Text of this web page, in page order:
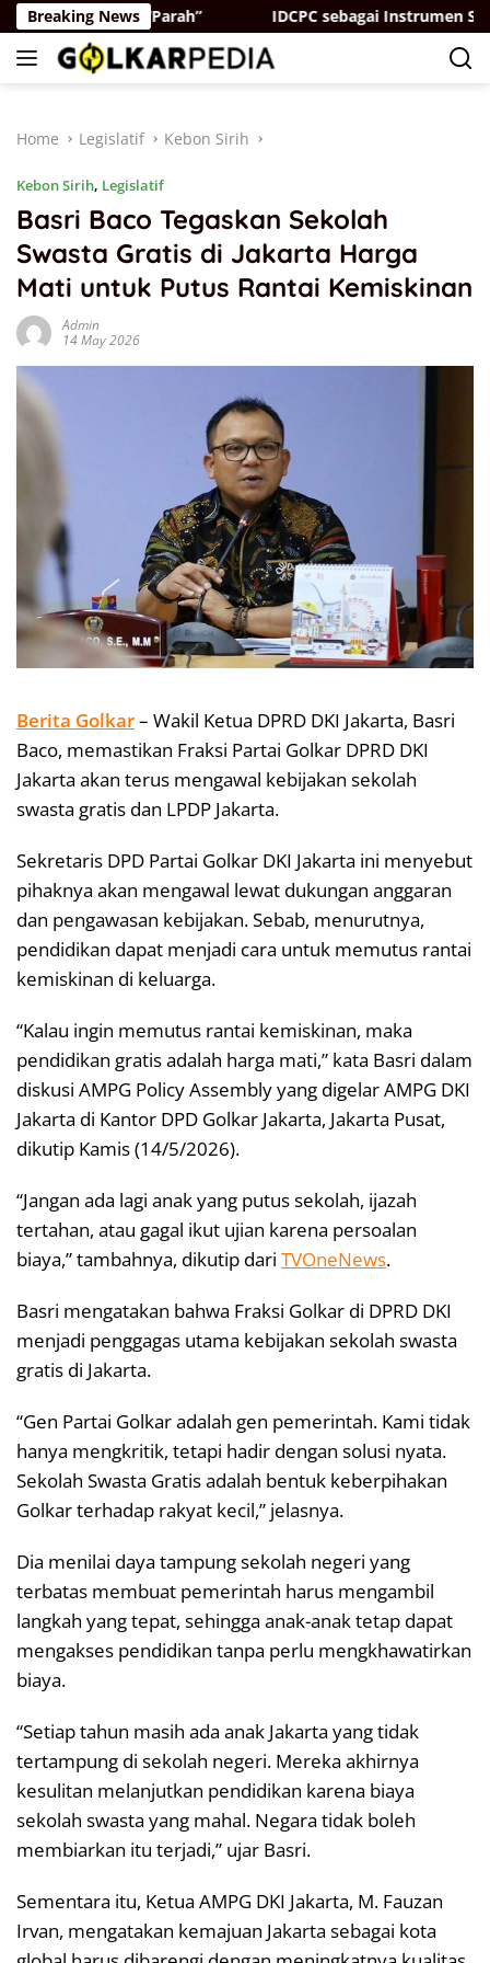
Skip
to
content
Breaking News
Ada yang “Parah” IDCPC sebagai Instrumen Soft
Home Legislatif Kebon Sirih
Kebon Sirih, Legislatif
Basri Baco Tegaskan Sekolah
Swasta Gratis di Jakarta Harga
Mati untuk Putus Rantai Kemiskinan
Admin
14 May 2026
Berita Golkar– Wakil Ketua DPRD DKI Jakarta, Basri
Baco, memastikan Fraksi Partai Golkar DPRD DKI
Jakarta akan terus mengawal kebijakan sekolah
swasta gratis dan LPDP Jakarta.
Sekretaris DPD Partai Golkar DKI Jakarta ini menyebut
pihaknya akan mengawal lewat dukungan anggaran
dan pengawasan kebijakan. Sebab, menurutnya,
pendidikan dapat menjadi cara untuk memutus rantai
kemiskinan di keluarga.
“Kalau ingin memutus rantai kemiskinan, maka
pendidikan gratis adalah harga mati,” kata Basri dalam
diskusi AMPG Policy Assembly yang digelar AMPG DKI
Jakarta di Kantor DPD Golkar Jakarta, Jakarta Pusat,
dikutip Kamis (14/5/2026).
“Jangan ada lagi anak yang putus sekolah, ijazah
tertahan, atau gagal ikut ujian karena persoalan
biaya,” tambahnya, dikutip dari TVOneNews.
Basri mengatakan bahwa Fraksi Golkar di DPRD DKI
menjadi penggagas utama kebijakan sekolah swasta
gratis di Jakarta.
“Gen Partai Golkar adalah gen pemerintah. Kami tidak
hanya mengkritik, tetapi hadir dengan solusi nyata.
Sekolah Swasta Gratis adalah bentuk keberpihakan
Golkar terhadap rakyat kecil,” jelasnya.
Dia menilai daya tampung sekolah negeri yang
terbatas membuat pemerintah harus mengambil
langkah yang tepat, sehingga anak-anak tetap dapat
mengakses pendidikan tanpa perlu mengkhawatirkan
biaya.
“Setiap tahun masih ada anak Jakarta yang tidak
tertampung di sekolah negeri. Mereka akhirnya
kesulitan melanjutkan pendidikan karena biaya
sekolah swasta yang mahal. Negara tidak boleh
membiarkan itu terjadi,” ujar Basri.
Sementara itu, Ketua AMPG DKI Jakarta, M. Fauzan
Irvan, mengatakan kemajuan Jakarta sebagai kota